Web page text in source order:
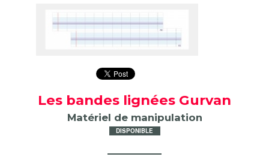
Les bandes lignées Gurvan
Matériel de manipulation
DISPONIBLE